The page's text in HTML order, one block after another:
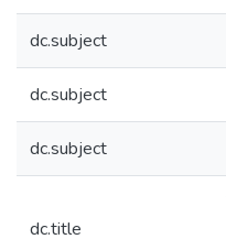
dc.subject
dc.subject
dc.subject
dc.title